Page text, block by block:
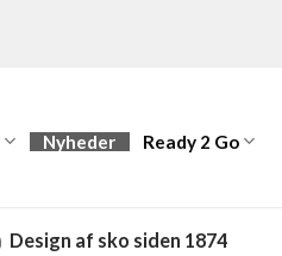
Nyheder Ready 2 Go
Design af sko siden 1874